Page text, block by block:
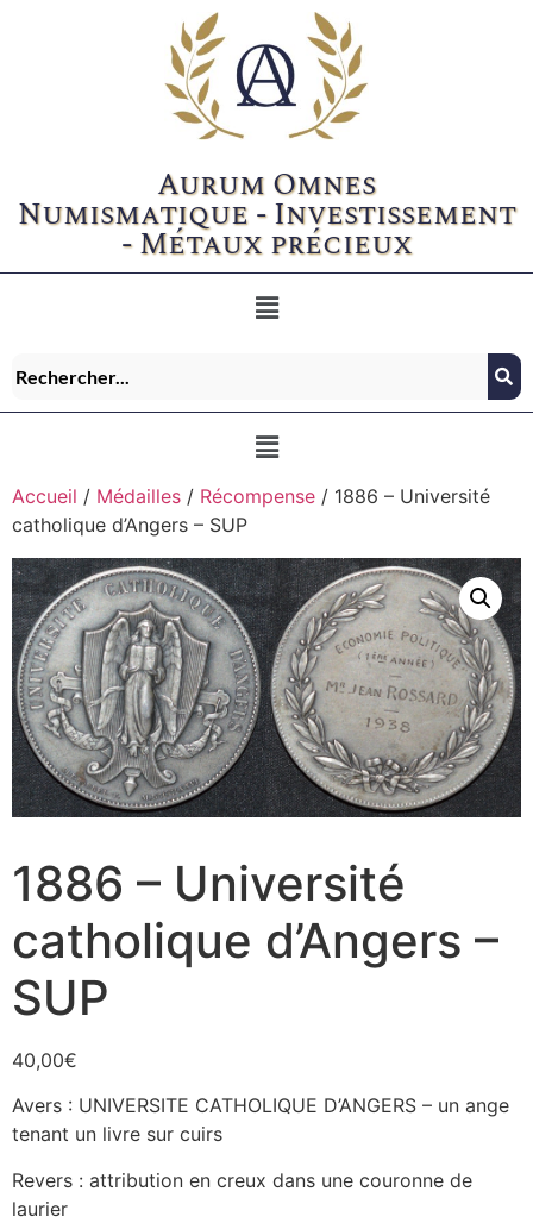
Aurum Omnes
Numismatique - Investissement
- Métaux précieux
Accueil / Médailles / Récompense / 1886 – Université
catholique d’Angers – SUP
1886 – Université
catholique d’Angers –
SUP
40,00€
Avers : UNIVERSITE CATHOLIQUE D’ANGERS – un ange
tenant un livre sur cuirs
Revers : attribution en creux dans une couronne de
laurier